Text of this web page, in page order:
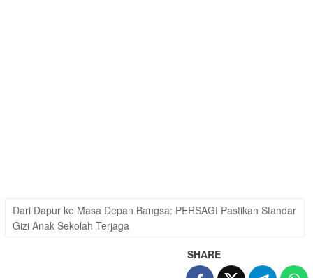
Dari Dapur ke Masa Depan Bangsa: PERSAGI Pastikan Standar
Gizi Anak Sekolah Terjaga
SHARE